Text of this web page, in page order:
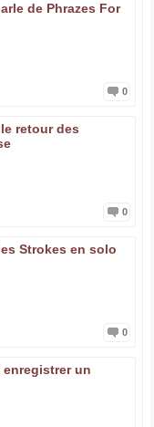
de Phrazes For
0
retour des
0
Strokes en solo
0
un